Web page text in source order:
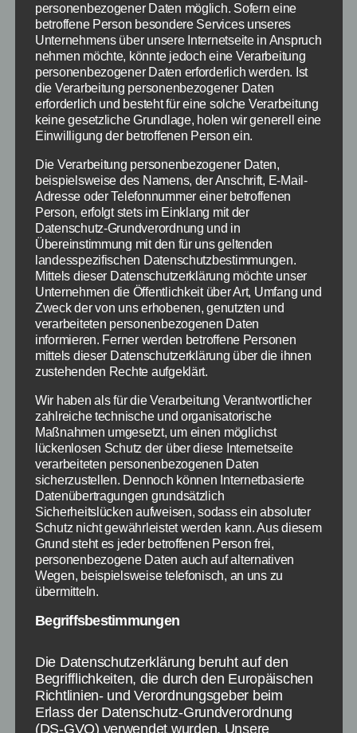
Age of Sparta: Ein
fesselndes Strategiespiel
In Age of Sparta baust du eine
prächtige Stadt, führst
Kämpfe und nutzt die Kräfte
der Götter – Bildquelle:
Gameloft
Ähnlich wie in
anderen
Aufbauspielen ist
auch Age of Sparta
zweigeteilt. Zum
einen habt ihr eure
eigene Stadt,
welche ihr weiter
ausbauen müsst.
Ihr rekrutiert ihr
auch die Truppen,
sorgt für Upgrades und kommt an Ressourcen
heran. Weiter sorgt ihr hier für die
grundlegenden Dinge in Age of Sparta.
Auf der anderen Seite – und das ist der weitaus
wichtigere Teil im Spiel – geht es in den Kampf.
Hierbei gibt es zum die Kampagne, in welcher
ihr Schritt für Schritt weitere Kampftechniken
erlernt, als auch geht es gegen die Truppen
anderer Spieler. Im übrigen müsst ihr in Age of
Sparta keine Verteidigung aufbauen, sondern
alles läuft über die Truppen.
Nutzte bei Age of Sparta die
Kraft verschiedener Einheiten
Da Age of Sparta im antiken Griechenland
angesiedelt ist, gibt es natürlich auch
personenbezogener Daten möglich. Sofern eine
betroffene Person besondere Services unseres
Unternehmens über unsere Internetseite in Anspruch
nehmen möchte, könnte jedoch eine Verarbeitung
personenbezogener Daten erforderlich werden. Ist
die Verarbeitung personenbezogener Daten
erforderlich und besteht für eine solche Verarbeitung
keine gesetzliche Grundlage, holen wir generell eine
Einwilligung der betroffenen Person ein.
Die Verarbeitung personenbezogener Daten,
beispielsweise des Namens, der Anschrift, E-Mail-
Adresse oder Telefonnummer einer betroffenen
Person, erfolgt stets im Einklang mit der
Datenschutz-Grundverordnung und in
Übereinstimmung mit den für uns geltenden
landesspezifischen Datenschutzbestimmungen.
Mittels dieser Datenschutzerklärung möchte unser
Unternehmen die Öffentlichkeit über Art, Umfang und
Zweck der von uns erhobenen, genutzten und
verarbeiteten personenbezogenen Daten
informieren. Ferner werden betroffene Personen
mittels dieser Datenschutzerklärung über die ihnen
zustehenden Rechte aufgeklärt.
Wir haben als für die Verarbeitung Verantwortlicher
zahlreiche technische und organisatorische
Maßnahmen umgesetzt, um einen möglichst
lückenlosen Schutz der über diese Internetseite
verarbeiteten personenbezogenen Daten
sicherzustellen. Dennoch können Internetbasierte
Datenübertragungen grundsätzlich
Sicherheitslücken aufweisen, sodass ein absoluter
Schutz nicht gewährleistet werden kann. Aus diesem
Grund steht es jeder betroffenen Person frei,
personenbezogene Daten auch auf alternativen
Wegen, beispielsweise telefonisch, an uns zu
übermitteln.
Begriffsbestimmungen
Die Datenschutzerklärung beruht auf den
Begrifflichkeiten, die durch den Europäischen
Richtlinien- und Verordnungsgeber beim
Erlass der Datenschutz-Grundverordnung
(DS-GVO) verwendet wurden. Unsere